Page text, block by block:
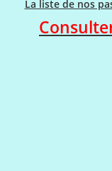
La liste de nos